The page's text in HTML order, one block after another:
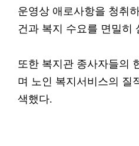
운영상 애로사항을 청취
건과 복지 수요를 면밀히
또한 복지관 종사자들의
며 노인 복지서비스의 질
색했다.